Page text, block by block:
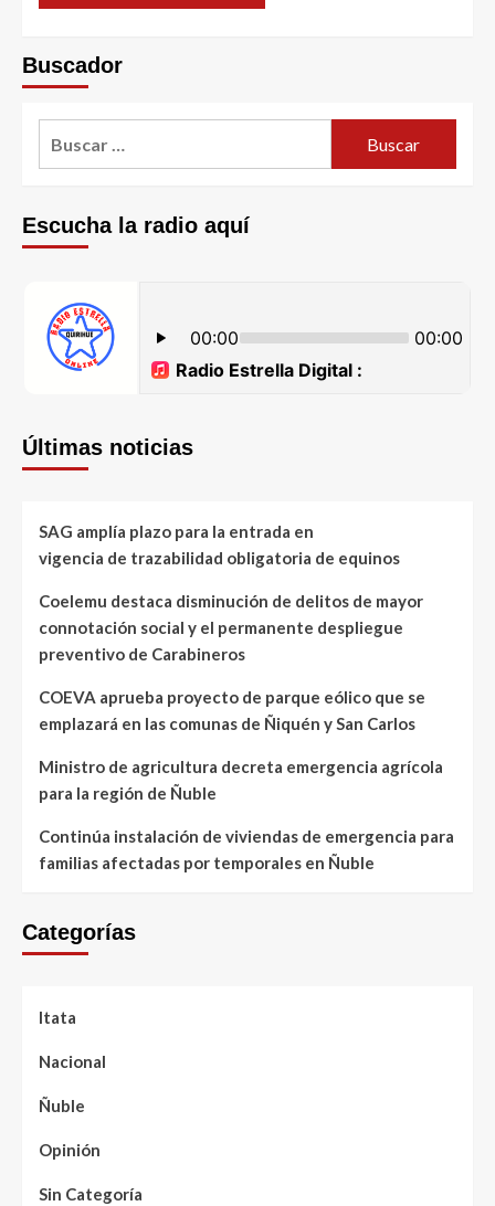
Buscador
Escucha la radio aquí
Últimas noticias
SAG amplía plazo para la entrada en
vigencia de trazabilidad obligatoria de equinos
Coelemu destaca disminución de delitos de mayor
connotación social y el permanente despliegue
preventivo de Carabineros
COEVA aprueba proyecto de parque eólico que se
emplazará en las comunas de Ñiquén y San Carlos
Ministro de agricultura decreta emergencia agrícola
para la región de Ñuble
Continúa instalación de viviendas de emergencia para
familias afectadas por temporales en Ñuble
Categorías
Itata
Nacional
Ñuble
Opinión
Sin Categoría